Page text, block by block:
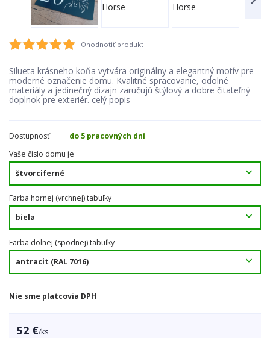
Ohodnotiť produkt
Silueta krásneho koňa vytvára originálny a elegantný motív pre
moderné označenie domu. Kvalitné spracovanie, odolné
materiály a jedinečný dizajn zaručujú štýlový a dobre čitateľný
doplnok pre exteriér. celý popis
Dostupnosť
do 5 pracovných dní
Vaše číslo domu je
Farba hornej (vrchnej) tabuľky
Farba dolnej (spodnej) tabuľky
Nie sme platcovia DPH
52 €/ks